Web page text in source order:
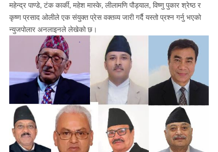
महेन्द्र पाण्डे, टंक कार्की, महेश मास्के, लीलामणि पौड्याल, विष्णु पुकार श्रेष्ठ र
कृष्ण प्रसाद ओलीले एक संयुक्त प्रेस वक्तव्य जारी गर्दै यस्तो प्रश्न गर्नु भएको
न्युजपोलार अनलाइनले लेखेको छ।